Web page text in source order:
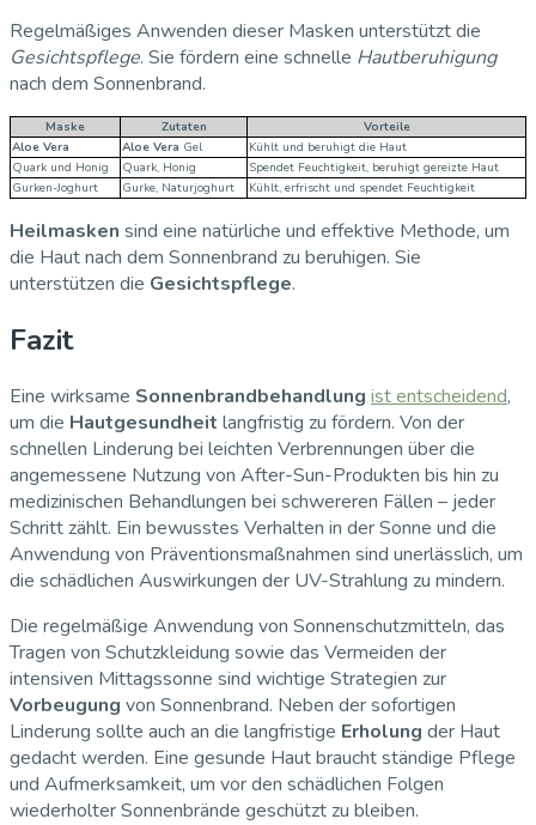
Regelmäßiges Anwenden dieser Masken unterstützt die
Gesichtspflege. Sie fördern eine schnelle Hautberuhigung
nach dem Sonnenbrand.
Maske Zutaten
Vorteile
Aloe Vera
Aloe Vera Gel
Kühlt und beruhigt die Haut
Quark und Honig
Quark, Honig
Spendet Feuchtigkeit, beruhigt gereizte Haut
Gurken-Joghurt
Gurke, Naturjoghurt Kühlt, erfrischt und spendet Feuchtigkeit
Heilmasken sind eine natürliche und effektive Methode, um
die Haut nach dem Sonnenbrand zu beruhigen. Sie
unterstützen die Gesichtspflege.
Fazit
Eine wirksame Sonnenbrandbehandlung ist entscheidend,
um die Hautgesundheit langfristig zu fördern. Von der
schnellen Linderung bei leichten Verbrennungen über die
angemessene Nutzung von After-Sun-Produkten bis hin zu
medizinischen Behandlungen bei schwereren Fällen – jeder
Schritt zählt. Ein bewusstes Verhalten in der Sonne und die
Anwendung von Präventionsmaßnahmen sind unerlässlich, um
die schädlichen Auswirkungen der UV-Strahlung zu mindern.
Die regelmäßige Anwendung von Sonnenschutzmitteln, das
Tragen von Schutzkleidung sowie das Vermeiden der
intensiven Mittagssonne sind wichtige Strategien zur
Vorbeugung von Sonnenbrand. Neben der sofortigen
Linderung sollte auch an die langfristige Erholung der Haut
gedacht werden. Eine gesunde Haut braucht ständige Pflege
und Aufmerksamkeit, um vor den schädlichen Folgen
wiederholter Sonnenbrände geschützt zu bleiben.